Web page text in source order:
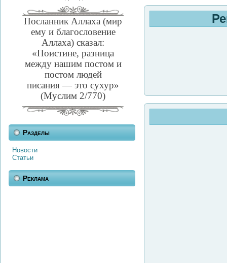
Посланник Аллаха (мир
ему и благословение
Аллаха) сказал:
«Поистине, разница
между нашим постом и
постом людей
писания — это сухур»
(Муслим 2/770)
Разделы
Новости
Статьи
Реклама